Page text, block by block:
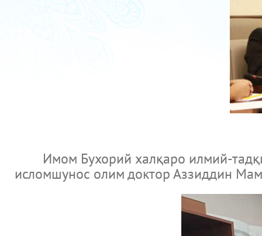
Имом Бухорий халқаро илмий-
исломшунос олим доктор Аззиддин